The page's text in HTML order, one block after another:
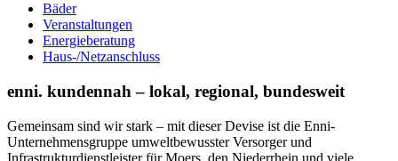
Bäder
Veranstaltungen
Energieberatung
Haus-/Netzanschluss
enni. kundennah – lokal, regional, bundesweit
Gemeinsam sind wir stark – mit dieser Devise ist die Enni-
Unternehmensgruppe umweltbewusster Versorger und
Infrastrukturdienstleister für Moers, den Niederrhein und viele